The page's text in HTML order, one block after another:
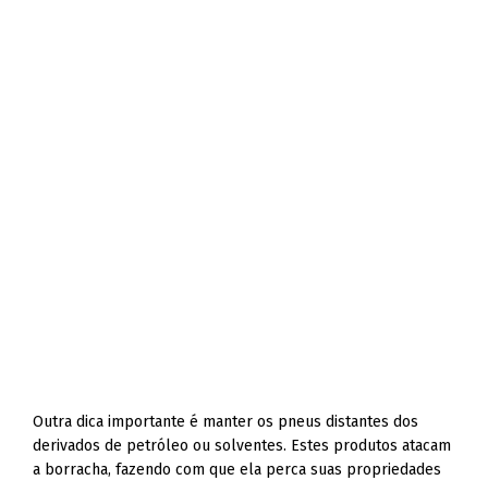
Outra dica importante é manter os pneus distantes dos
derivados de petróleo ou solventes. Estes produtos atacam
a borracha, fazendo com que ela perca suas propriedades